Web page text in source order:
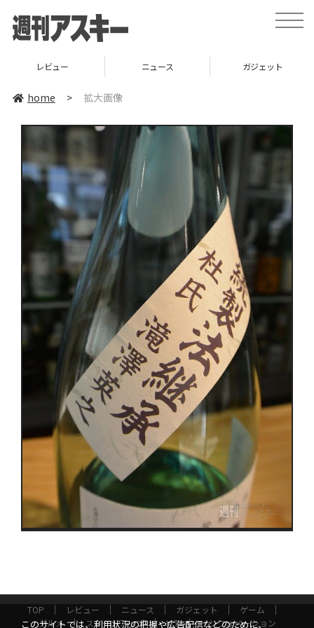
toggle
レビュー ニュース ガジェット
home > 拡大画像
TOP レビュー ニュース ガジェット
ゲーム
グルメ
スタートアップ ICT インフォメーション
このサイトでは、利用状況の把握や広告配信などのために、